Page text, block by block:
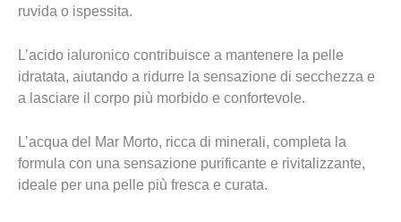
ruvida o ispessita.
L’acido ialuronico contribuisce a mantenere la pelle
idratata, aiutando a ridurre la sensazione di secchezza e
a lasciare il corpo più morbido e confortevole.
L’acqua del Mar Morto, ricca di minerali, completa la
formula con una sensazione purificante e rivitalizzante,
ideale per una pelle più fresca e curata.